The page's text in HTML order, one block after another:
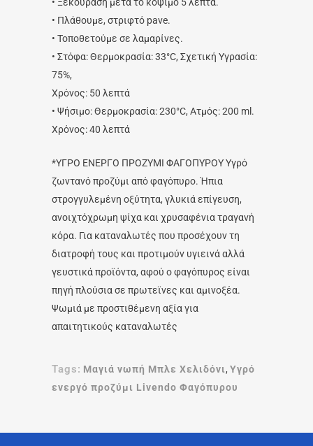
• Πλάθουμε, στριφτό pave.
• Τοποθετούμε σε λαμαρίνες.
• Στόφα: Θερμοκρασία: 33°C, Σχετική Υγρασία:
75%,
Χρόνος: 50 λεπτά
• Ψήσιμο: Θερμοκρασία: 230°C, Ατμός: 200 ml.
Χρόνος: 40 λεπτά
*ΥΓΡΟ ΕΝΕΡΓΟ ΠΡΟΖΥΜΙ ΦΑΓΟΠΥΡΟΥ Υγρό
ζωντανό προζύμι από φαγόπυρο. Ήπια
στρογγυλεμένη οξύτητα, γλυκιά επίγευση,
ανοιχτόχρωμη ψίχα και χρυσαφένια τραγανή
κόρα. Για καταναλωτές που προσέχουν τη
διατροφή τους και προτιμούν υγιεινά αλλά
γευστικά προϊόντα, αφού ο φαγόπυρος είναι
πηγή πλούσια σε πρωτεϊνες και αμινοξέα.
Ψωμιά με προστιθέμενη αξία για
απαιτητικούς καταναλωτές
Tags: Μαγιά νωπή Μπλε Χελιδόνι, Υγρό
ενεργό προζύμι Livendo Φαγόπυρου